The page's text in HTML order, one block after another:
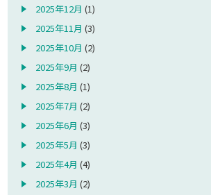
2025年12月 (1)
2025年11月 (3)
2025年10月 (2)
2025年9月 (2)
2025年8月 (1)
2025年7月 (2)
2025年6月 (3)
2025年5月 (3)
2025年4月 (4)
2025年3月 (2)